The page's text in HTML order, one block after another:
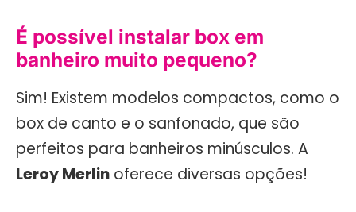
É possível instalar box em
banheiro muito pequeno?
Sim! Existem modelos compactos, como o
box de canto e o sanfonado, que são
perfeitos para banheiros minúsculos. A
Leroy Merlin oferece diversas opções!